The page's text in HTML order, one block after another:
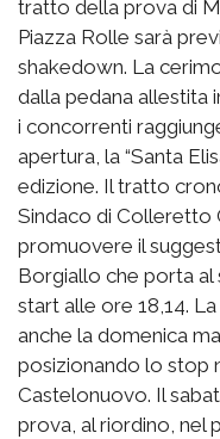
tratto della prova di
Piazza Rolle sarà
shakedown. La
dalla pedana allestita
i concorrenti
apertura, la “Santa
edizione. Il tratto
Sindaco di Colleretto
promuovere il
Borgiallo che porta al
start alle ore 18,14.
anche la domenica
posizionando lo stop
Castelonuovo. Il
prova, al riordino, nel